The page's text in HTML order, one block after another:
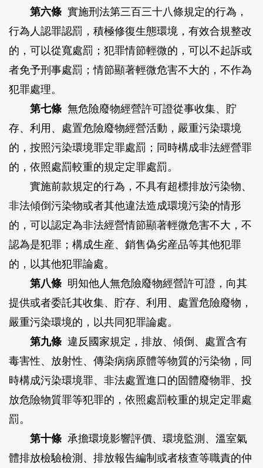
第六條實施刑法第三百三十八條規定的行為，
行為人認罪認罰，積極修復生態環境，有效合規整改
的，可以從寬處罰；犯罪情節輕微的，可以不起訴或
者免予刑事處罰；情節顯著輕微危害不大的，不作為
犯罪處理。
第七條無危險廢物經營許可證從事收集、貯
存、利用、處置危險廢物經營活動，嚴重污染環境
的，按照污染環境罪定罪處罰；同時構成非法經營罪
的，依照處罰較重的規定定罪處罰。
實施前款規定的行為，不具有超標排放污染物、
非法傾倒污染物或者其他違法造成環境污染的情形
的，可以認定為非法經營情節顯著輕微危害不大，不
認為是犯罪；構成生産、銷售偽劣産品等其他犯罪
的，以其他犯罪論處。
第八條明知他人無危險廢物經營許可證，向其
提供或者委託其收集、貯存、利用、處置危險廢物，
嚴重污染環境的，以共同犯罪論處。
第九條違反國家規定，排放、傾倒、處置含有
毒害性、放射性、傳染病病原體等物質的污染物，同
時構成污染環境罪、非法處置進口的固體廢物罪、投
放危險物質罪等犯罪的，依照處罰較重的規定定罪處
罰。
第十條承擔環境影響評價、環境監測、溫室氣
體排放檢驗檢測、排放報告編制或者核查等職責的仲